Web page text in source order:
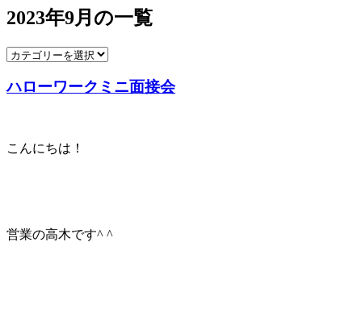
2023年9月の一覧
ハローワークミニ面接会
こんにちは！
営業の高木です^ ^